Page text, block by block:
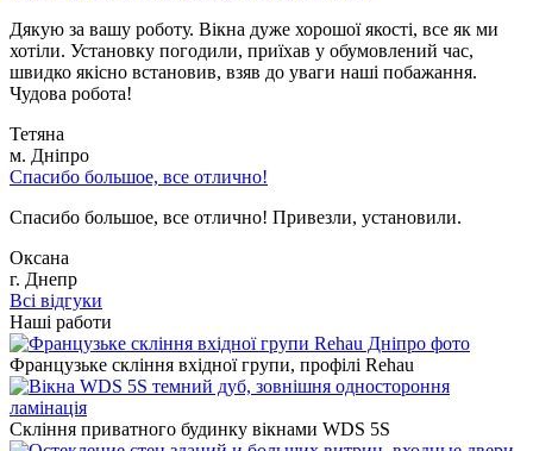
Дякую за вашу роботу. Вікна дуже хорошої якості, все як ми
хотіли. Установку погодили, приїхав у обумовлений час,
швидко якісно встановив, взяв до уваги наші побажання.
Чудова робота!
Тетяна
м. Дніпро
Спасибо большое, все отлично!
Спасибо большое, все отлично! Привезли, установили.
Оксана
г. Днепр
Всі відгуки
Наші работи
Французьке скління вхідної групи, профілі Rehau
Скління приватного будинку вікнами WDS 5S